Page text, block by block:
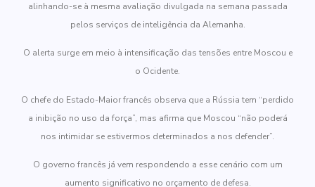
alinhando-se à mesma avaliação divulgada na semana passada
pelos serviços de inteligência da Alemanha.
O alerta surge em meio à intensificação das tensões entre Moscou e
o Ocidente.
O chefe do Estado-Maior francês observa que a Rússia tem “perdido
a inibição no uso da força”, mas afirma que Moscou “não poderá
nos intimidar se estivermos determinados a nos defender”.
O governo francês já vem respondendo a esse cenário com um
aumento significativo no orçamento de defesa.